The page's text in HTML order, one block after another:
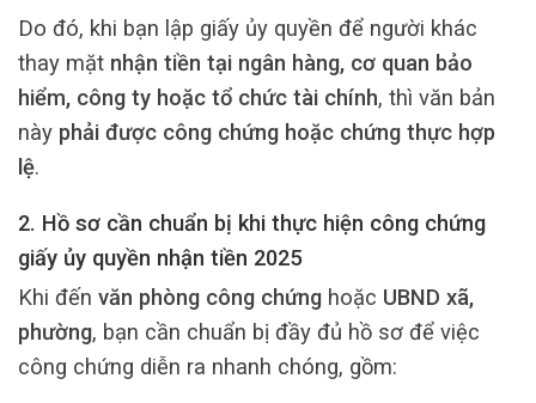
Do đó, khi bạn lập giấy ủy quyền để người khác
thay mặt nhận tiền tại ngân hàng, cơ quan bảo
hiểm, công ty hoặc tổ chức tài chính, thì văn bản
này phải được công chứng hoặc chứng thực hợp
lệ.
2. Hồ sơ cần chuẩn bị khi thực hiện công chứng
giấy ủy quyền nhận tiền 2025
Khi đến văn phòng công chứng hoặc UBND xã,
phường, bạn cần chuẩn bị đầy đủ hồ sơ để việc
công chứng diễn ra nhanh chóng, gồm: